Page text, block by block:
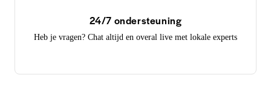
24/7 ondersteuning
Heb je vragen? Chat altijd en overal live met lokale experts